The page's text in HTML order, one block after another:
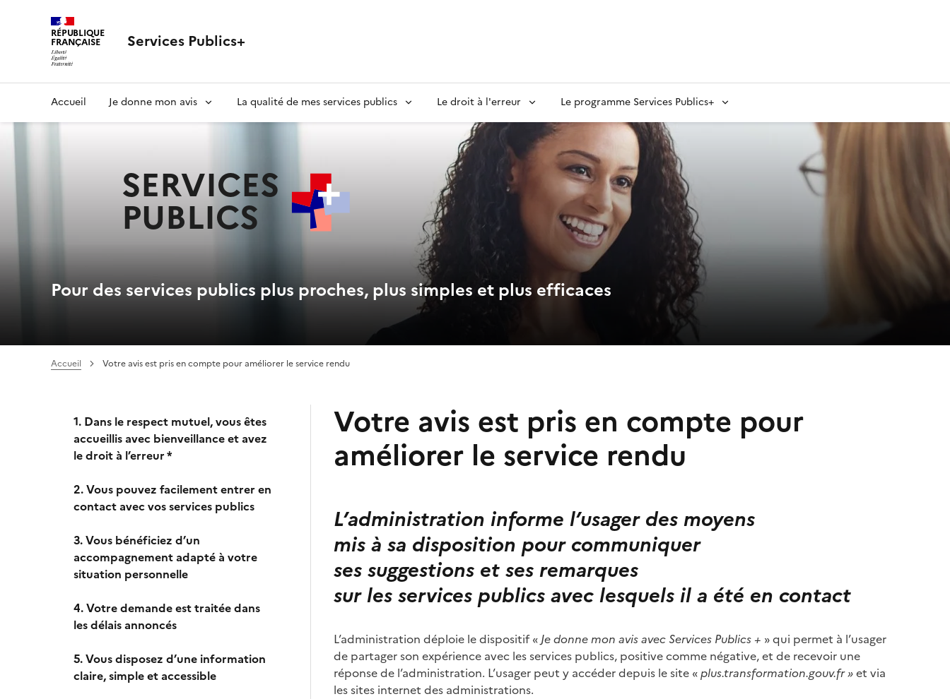
RÉPUBLIQUE
FRANÇAISE Services Publics+
principaleAccueil Je donne mon avis La qualité de mes services publics Le droit à l'erreur Le programme Services Publics+
SERVICES
PUBLICS
Pour des services publics plus proches, plus simples et plus efficaces
Accueil Votre avis est pris en compte pour améliorer le service rendu
1. Dans le respect mutuel, vous êtes
accueillis avec bienveillance et avez
le droit à l’erreur *
2. Vous pouvez facilement entrer en
contact avec vos services publics
3. Vous bénéficiez d’un
accompagnement adapté à votre
situation personnelle
4. Votre demande est traitée dans
les délais annoncés
5. Vous disposez d’une information
claire, simple et accessible
Votre avis est pris en compte pour
améliorer le service rendu
L’administration informe l’usager des moyens
mis à sa disposition pour communiquer
ses suggestions et ses remarques
sur les services publics avec lesquels il a été en contact
L’administration déploie le dispositif « Je donne mon avis avec Services Publics + » qui permet à l’usager
de partager son expérience avec les services publics, positive comme négative, et de recevoir une
réponse de l’administration. L’usager peut y accéder depuis le site «plus.transformation.gouv.fr »et via
les sites internet des administrations.